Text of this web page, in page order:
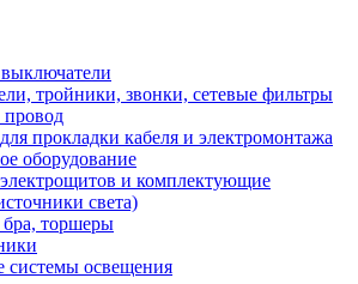
тройники, звонки, сетевые фильтры
провод
прокладки кабеля и электромонтажа
оборудование
и комплектующие
света)
торшеры
системы освещения